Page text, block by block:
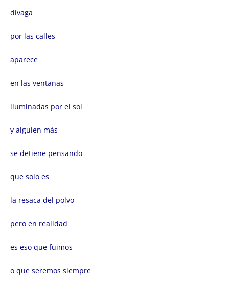
divaga
por las calles
aparece
en las ventanas
iluminadas por el sol
y alguien más
se detiene pensando
que solo es
la resaca del polvo
pero en realidad
es eso que fuimos
o que seremos siempre